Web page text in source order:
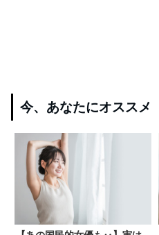
今、あなたにオススメ